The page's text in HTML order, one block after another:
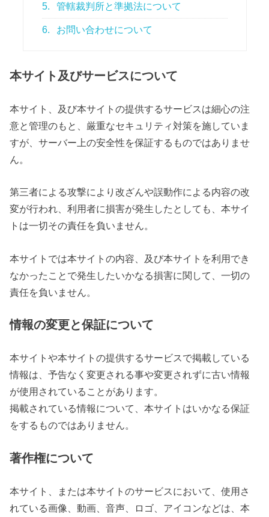
5. 管轄裁判所と準拠法について
6. お問い合わせについて
本サイト及びサービスについて
本サイト、及び本サイトの提供するサービスは細心の注
意と管理のもと、厳重なセキュリティ対策を施していま
すが、サーバー上の安全性を保証するものではありませ
ん。
第三者による攻撃により改ざんや誤動作による内容の改
変が行われ、利用者に損害が発生したとしても、本サイ
トは一切その責任を負いません。
本サイトでは本サイトの内容、及び本サイトを利用でき
なかったことで発生したいかなる損害に関して、一切の
責任を負いません。
情報の変更と保証について
本サイトや本サイトの提供するサービスで掲載している
情報は、予告なく変更される事や変更されずに古い情報
が使用されていることがあります。
掲載されている情報について、本サイトはいかなる保証
をするものではありません。
著作権について
本サイト、または本サイトのサービスにおいて、使用さ
れている画像、動画、音声、ロゴ、アイコンなどは、本